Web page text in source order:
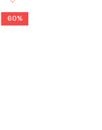
60%